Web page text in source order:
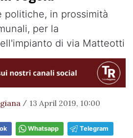
politiche, in prossimità
per la
di via Matteotti
/ 13 April 2019, 10:00
Whatsapp Telegram